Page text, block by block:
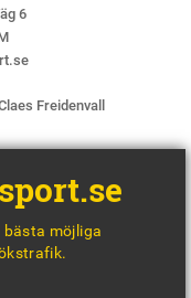
6
Freidenvall
bästa möjliga